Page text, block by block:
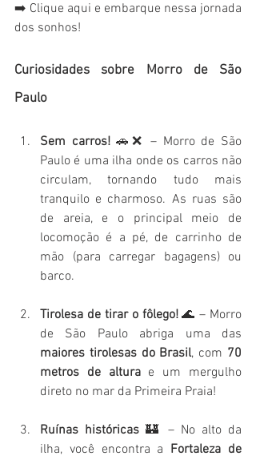
➡️ Clique aqui e embarque nessa jornada
dos sonhos!
Curiosidades sobre Morro de São
Paulo
Sem carros! 🚗❌ – Morro de São
Paulo é uma ilha onde os carros não
circulam, tornando tudo mais
tranquilo e charmoso. As ruas são
de areia, e o principal meio de
locomoção é a pé, de carrinho de
mão (para carregar bagagens) ou
barco.
Tirolesa de tirar o fôlego! 🌊 – Morro
maiores tirolesas do Brasil, com 70
metros de altura e um mergulho
direto no mar da Primeira Praia!
Ruínas históricas 🏰 – No alto da
ilha, você encontra a Fortaleza de